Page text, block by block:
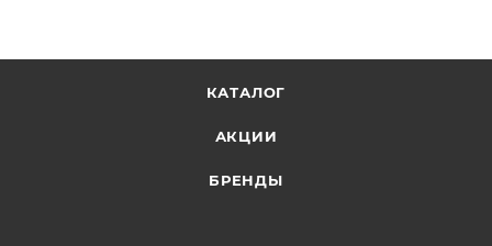
КАТАЛОГ
АКЦИИ
БРЕНДЫ